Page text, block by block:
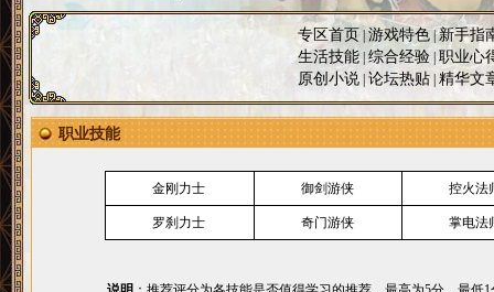
专区首页 |游戏特色 |新手指
生活技能|综合经验 职业心
原创小说 论坛热贴 精华文
职业技能
金刚力士 御剑游侠 控火法
罗刹力士 奇门游侠 掌电法